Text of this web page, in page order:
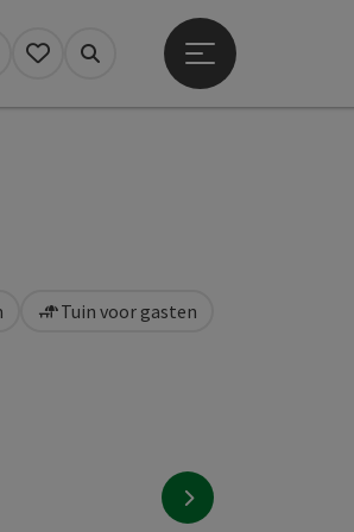
Blog
Mijn notitieblok
Zoek op
Startmenu openen
nächstes Element
Tuin voor gasten